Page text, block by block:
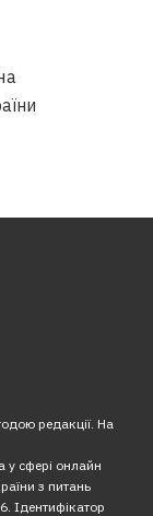
редакції. На
у сфері онлайн
з питань
Ідентифікатор